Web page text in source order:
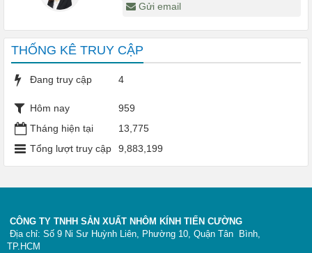
Gửi email
THỐNG KÊ TRUY CẬP
Đang truy cập 4
Hôm nay
959
Tháng hiện tại
13,775
Tổng lượt truy cập
9,883,199
CÔNG TY TNHH SẢN XUẤT NHÔM KÍNH TIẾN CƯỜNG
Địa chỉ: Số 9 Ni Sư Huỳnh Liên, Phường 10, Quận Tân Bình,
TP.HCM